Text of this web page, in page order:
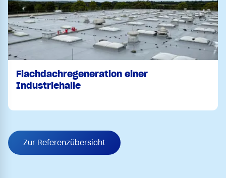
Flachdachregeneration einer
Industriehalle
Zur Referenzübersicht